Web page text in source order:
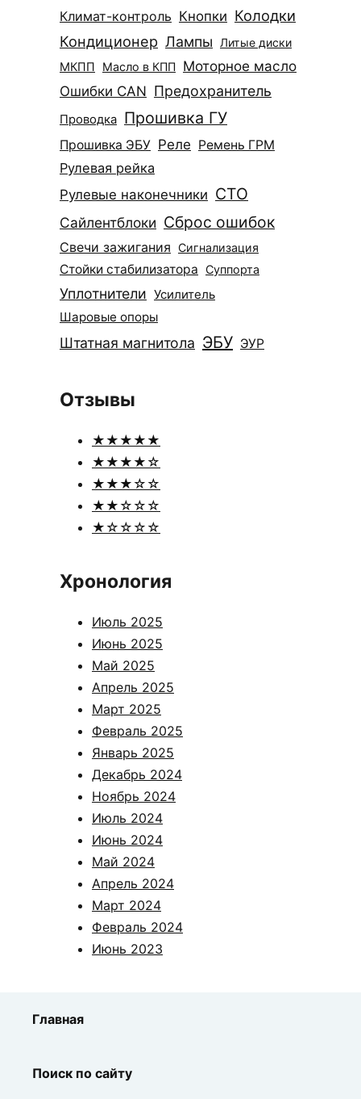
Климат-контроль Кнопки Колодки
Кондиционер Лампы Литые диски
МКПП Масло в КПП
Моторное масло
Ошибки CAN Предохранитель
Проводка Прошивка ГУ
Прошивка ЭБУ Реле Ремень ГРМ
Рулевая рейка
Рулевые наконечники СТО
Сайлентблоки Сброс ошибок
Свечи зажигания Сигнализация
Стойки стабилизатора Суппорта
Уплотнители Усилитель
Шаровые опоры
Штатная магнитола ЭБУ ЭУР
Отзывы
★★★★★
★★★★☆
★★★☆☆
★★☆☆☆
★☆☆☆☆
Хронология
Июль 2025
Июнь 2025
Май 2025
Апрель 2025
Март 2025
Февраль 2025
Январь 2025
Декабрь 2024
Ноябрь 2024
Июль 2024
Июнь 2024
Май 2024
Апрель 2024
Март 2024
Февраль 2024
Июнь 2023
Главная
Поиск по сайту